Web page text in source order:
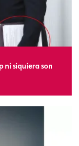
ni siquiera son